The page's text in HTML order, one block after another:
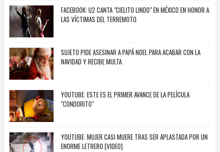
FACEBOOK: U2 CANTA "CIELITO LINDO" EN MÉXICO EN HONOR A
LAS VÍCTIMAS DEL TERREMOTO
SUJETO PIDE ASESINAR A PAPÁ NOEL PARA ACABAR CON LA
NAVIDAD Y RECIBE MULTA
YOUTUBE: ESTE ES EL PRIMER AVANCE DE LA PELÍCULA
"CONDORITO"
YOUTUBE: MUJER CASI MUERE TRAS SER APLASTADA POR UN
ENORME LETRERO [VIDEO]